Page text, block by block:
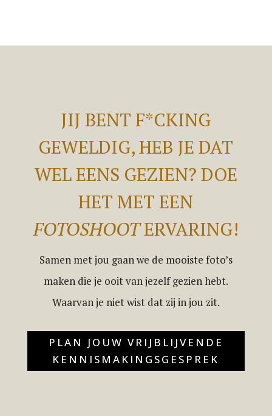
JIJ BENT F*CKING
GEWELDIG, HEB JE DAT
WEL EENS GEZIEN? DOE
HET MET EEN
FOTOSHOOTERVARING!
Samen met jou gaan we de mooiste foto’s
maken die je ooit van jezelf gezien hebt.
Waarvan je niet wist dat zij in jou zit.
PLAN JOUW VRIJBLIJVENDE
KENNISMAKINGSGESPREK